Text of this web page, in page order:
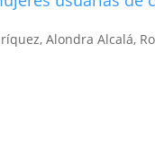
Alondra Alcalá,